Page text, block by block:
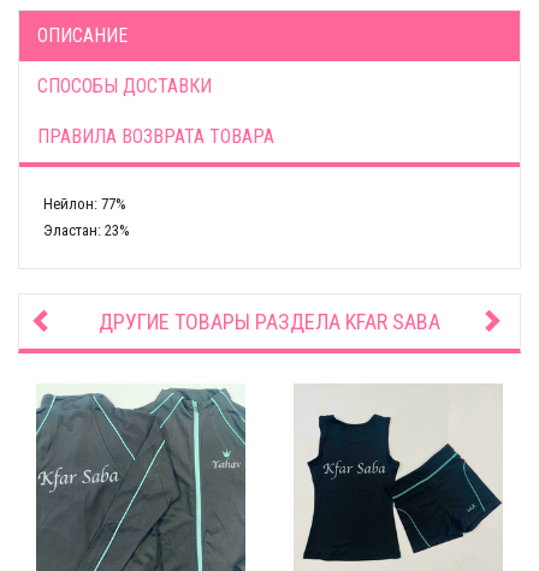
ОПИСАНИЕ
СПОСОБЫ ДОСТАВКИ
ПРАВИЛА ВОЗВРАТА ТОВАРА
Нейлон: 77%
Эластан: 23%
ДРУГИЕ ТОВАРЫ РАЗДЕЛА KFAR SABA